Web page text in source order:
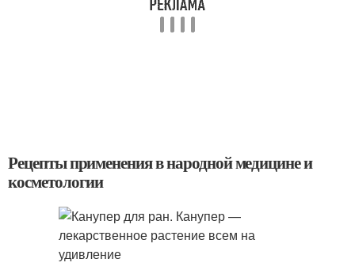
Рецепты применения в народной медицине и
косметологии